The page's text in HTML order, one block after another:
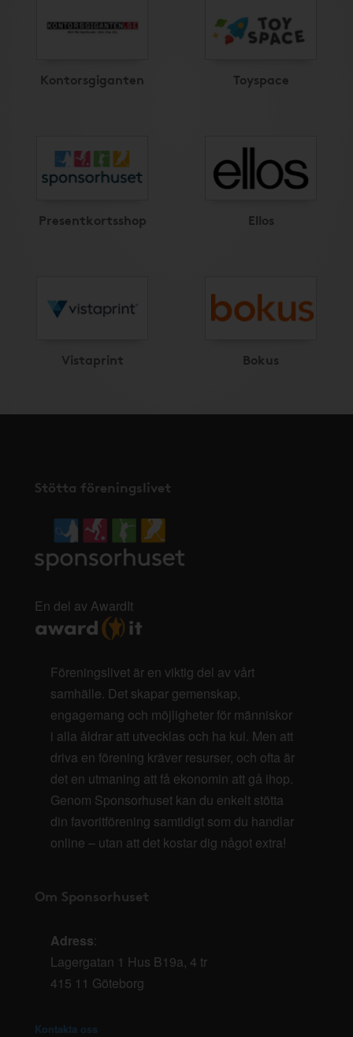
Kontorsgiganten Toyspace
Presentkortsshop Ellos
Vistaprint Bokus
Stötta föreningslivet
En del av AwardIt
Föreningslivet är en viktig del av vårt
samhälle. Det skapar gemenskap,
engagemang och möjligheter för människor
i alla åldrar att utvecklas och ha kul. Men att
driva en förening kräver resurser, och ofta är
det en utmaning att få ekonomin att gå ihop.
Genom Sponsorhuset kan du enkelt stötta
din favoritförening samtidigt som du handlar
online – utan att det kostar dig något extra!
Om Sponsorhuset
Adress:
Lagergatan 1 Hus B19a, 4 tr
415 11 Göteborg
Kontakta oss